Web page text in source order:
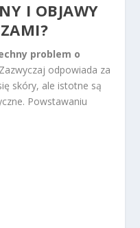
I OBJAWY
problem o
Zazwyczaj odpowiada za
skóry, ale istotne są
Powstawaniu